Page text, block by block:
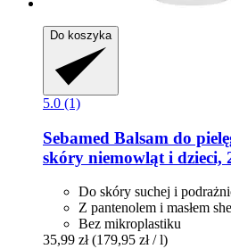
Do koszyka
5.0 (1)
Sebamed Balsam do
skóry niemowląt i dzieci,
Do skóry suchej i
Z pantenolem i masłem
Bez mikroplastiku
35,99 zł (179,95 zł / l)